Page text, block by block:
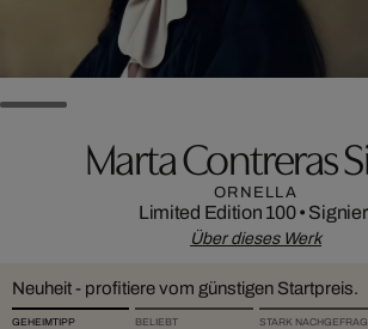
Marta Contreras
ORNELLA
Limited Edition 100•
Über dieses Werk
Neuheit - profitiere vom günstigen Startpreis.
GEHEIMTIPP BELIEBT STARK